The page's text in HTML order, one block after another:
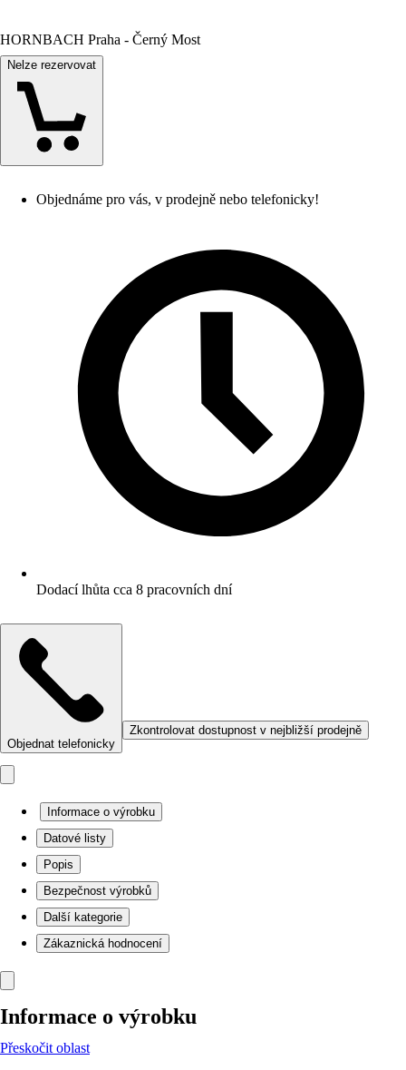
HORNBACH Praha - Černý Most
Nelze rezervovat
Objednáme pro vás, v prodejně nebo telefonicky!
Dodací lhůta cca 8 pracovních dní
Objednat telefonicky
Zkontrolovat dostupnost v nejbližší prodejně
Informace o výrobku
Datové listy
Popis
Bezpečnost výrobků
Další kategorie
Zákaznická hodnocení
Informace o výrobku
Přeskočit oblast